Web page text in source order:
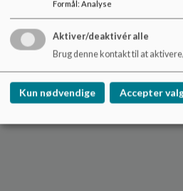
Cookie politik
Formål: Analyse
Aktiver/deaktivér alle
Brug denne kontakt til at
Kun nødvendige Accepter